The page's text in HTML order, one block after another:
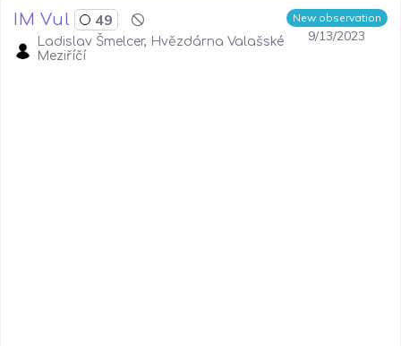
New observation
9/13/2023
IM Vul 49
Ladislav Šmelcer, Hvězdárna Valašské
Meziříčí